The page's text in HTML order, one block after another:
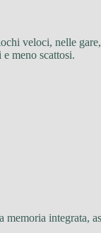
veloci, nelle
meno scattosi.
integrata,